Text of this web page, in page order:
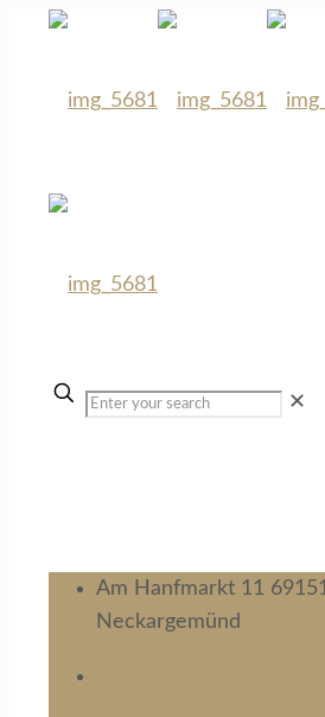
✕
Am Hanfmarkt 11 69151
Neckargemünd